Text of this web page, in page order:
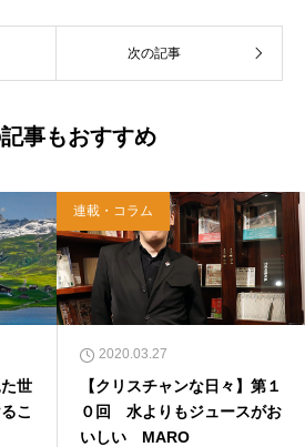
次の記事
事もおすすめ
世
こ
連載・コラム
2020.03.27
【クリスチャンな日々】第１
０回 水よりもジュースがお
いしい MARO